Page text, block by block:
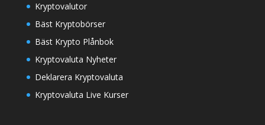
Kryptovalutor
Bäst Kryptobörser
Bäst Krypto Plånbok
Kryptovaluta Nyheter
Deklarera Kryptovaluta
Kryptovaluta Live Kurser